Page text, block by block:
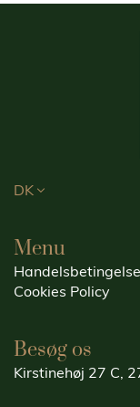
DK
Menu
Cookies Policy
Besøg os
Kirstinehøj 27 C,